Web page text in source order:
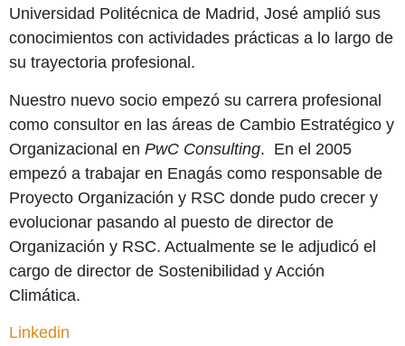
Universidad Politécnica de Madrid, José amplió sus
conocimientos con actividades prácticas a lo largo de
su trayectoria profesional.
Nuestro nuevo socio empezó su carrera profesional
como consultor en las áreas de Cambio Estratégico y
Organizacional en PwC Consulting. En el 2005
empezó a trabajar en Enagás como responsable de
Proyecto Organización y RSC donde pudo crecer y
evolucionar pasando al puesto de director de
Organización y RSC. Actualmente se le adjudicó el
cargo de director de Sostenibilidad y Acción
Climática.
Linkedin